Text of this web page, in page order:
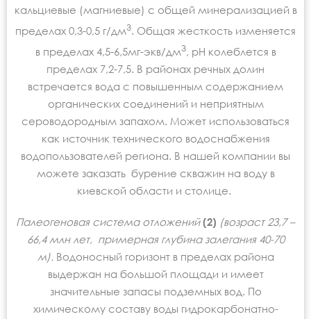
кальциевые (магниевые) с общей минерализацией в
пределах 0,3-0,5 г/дм3. Общая жесткость изменяется
в пределах 4,5-6,5мг-экв/дм3, рН колеблется в
пределах 7,2-7,5. В районах речных долин
встречается вода с повышенным содержанием
органических соединений и неприятным
сероводородным запахом. Может использоваться
как источник технического водоснабжения
водопользователей региона. В нашей компании вы
можете заказать бурение скважин на воду в
киевской области и столице.
Палеогеновая система отложений(2) (возраст 23,7 –
66,4 млн лет, примерная глубина залегания 40-70
м). Водоносный горизонт в пределах района
выдержан на большой площади и имеет
значительные запасы подземных вод. По
химическому составу воды гидрокарбонатно-